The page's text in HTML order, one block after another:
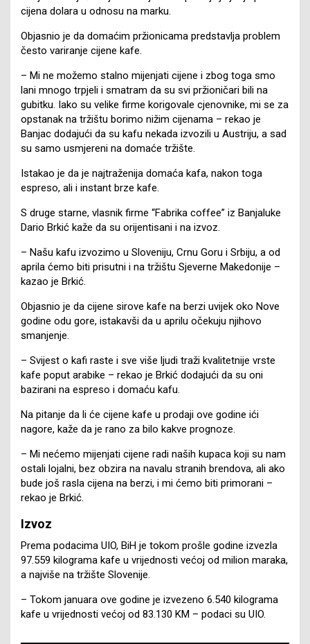
cijena dolara u odnosu na marku.
Objasnio je da domaćim pržionicama predstavlja problem
često variranje cijene kafe.
– Mi ne možemo stalno mijenjati cijene i zbog toga smo
lani mnogo trpjeli i smatram da su svi pržioničari bili na
gubitku. Iako su velike firme korigovale cjenovnike, mi se za
opstanak na tržištu borimo nižim cijenama – rekao je
Banjac dodajući da su kafu nekada izvozili u Austriju, a sad
su samo usmjereni na domaće tržište.
Istakao je da je najtraženija domaća kafa, nakon toga
espreso, ali i instant brze kafe.
S druge starne, vlasnik firme “Fabrika coffee” iz Banjaluke
Dario Brkić kaže da su orijentisani i na izvoz.
– Našu kafu izvozimo u Sloveniju, Crnu Goru i Srbiju, a od
aprila ćemo biti prisutni i na tržištu Sjeverne Makedonije –
kazao je Brkić.
Objasnio je da cijene sirove kafe na berzi uvijek oko Nove
godine odu gore, istakavši da u aprilu očekuju njihovo
smanjenje.
– Svijest o kafi raste i sve više ljudi traži kvalitetnije vrste
kafe poput arabike – rekao je Brkić dodajući da su oni
bazirani na espreso i domaću kafu.
Na pitanje da li će cijene kafe u prodaji ove godine ići
nagore, kaže da je rano za bilo kakve prognoze.
– Mi nećemo mijenjati cijene radi naših kupaca koji su nam
ostali lojalni, bez obzira na navalu stranih brendova, ali ako
bude još rasla cijena na berzi, i mi ćemo biti primorani –
rekao je Brkić.
Izvoz
Prema podacima UIO, BiH je tokom prošle godine izvezla
97.559 kilograma kafe u vrijednosti većoj od milion maraka,
a najviše na tržište Slovenije.
– Tokom januara ove godine je izvezeno 6.540 kilograma
kafe u vrijednosti većoj od 83.130 KM – podaci su UIO.